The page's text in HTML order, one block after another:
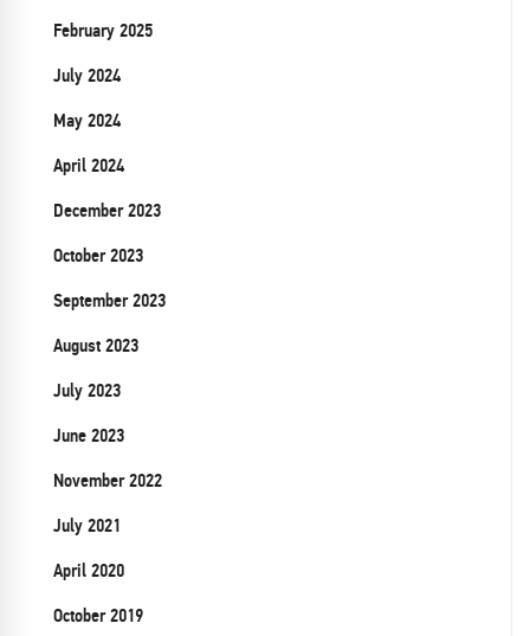
February 2025
July 2024
May 2024
April 2024
December 2023
October 2023
September 2023
August 2023
July 2023
June 2023
November 2022
July 2021
April 2020
October 2019